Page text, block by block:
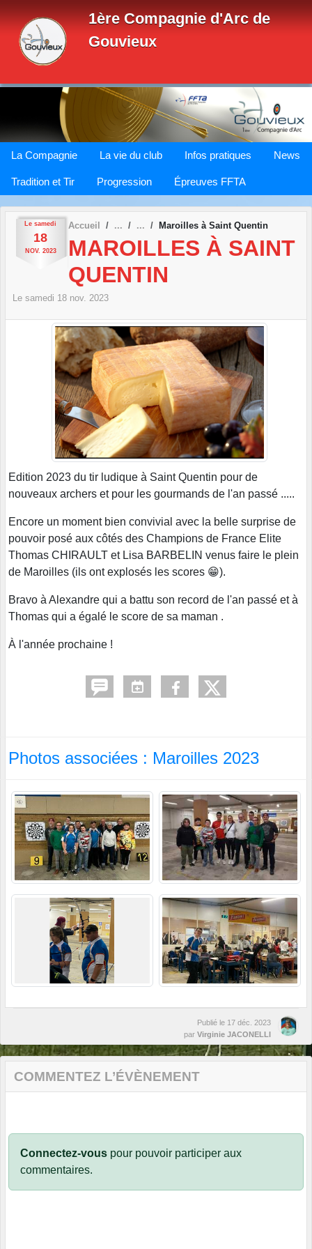
1ère Compagnie d'Arc de
Gouvieux
La Compagnie La vie du club Infos pratiques News
Tradition et Tir Progression Épreuves FFTA
Le samedi
18
NOV. 2023
Accueil Maroilles à Saint Quentin
MAROILLES À SAINT
QUENTIN
Le samedi 18 nov. 2023
Edition 2023 du tir ludique à Saint Quentin pour de
nouveaux archers et pour les gourmands de l'an passé .....
Encore un moment bien convivial avec la belle surprise de
pouvoir posé aux côtés des Champions de France Elite
Thomas CHIRAULT et Lisa BARBELIN venus faire le plein
de Maroilles (ils ont explosés les scores 😁).
Bravo à Alexandre qui a battu son record de l'an passé et à
Thomas qui a égalé le score de sa maman .
À l'année prochaine !
Photos associées : Maroilles 2023
Publié le 17 déc. 2023
par Virginie JACONELLI
COMMENTEZ L’ÉVÈNEMENT
Connectez-vous pour pouvoir participer aux
commentaires.